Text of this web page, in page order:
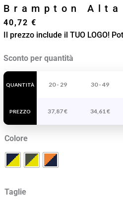
Brampton
40,72 €
Il prezzo include il TUO LOGO!
Sconto per quantità
QUANTITÀ
PREZZO
20 - 29 30 - 49
37,87€ 34,61€
Colore
Taglie
Giacca
Softshell
Con
Staccabili
Brampton
Alta
Visibilità
quantità